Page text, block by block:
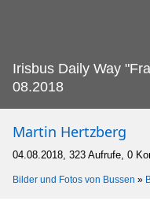
Irisbus Daily Way
08.2018
Martin Hertzberg
04.08.2018, 323 Aufrufe, 0
Bilder und Fotos von Bussen »